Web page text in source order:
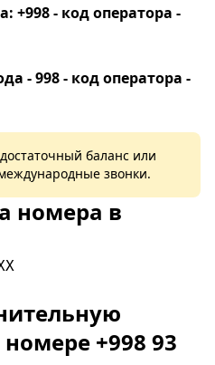
+998 - код оператора -
- 998 - код оператора -
баланс или
звонки.
номера в
+998 93